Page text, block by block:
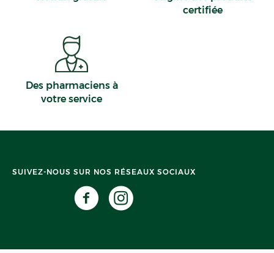
certifiée
Des pharmaciens à
votre service
SUIVEZ-NOUS SUR NOS RÉSEAUX SOCIAUX